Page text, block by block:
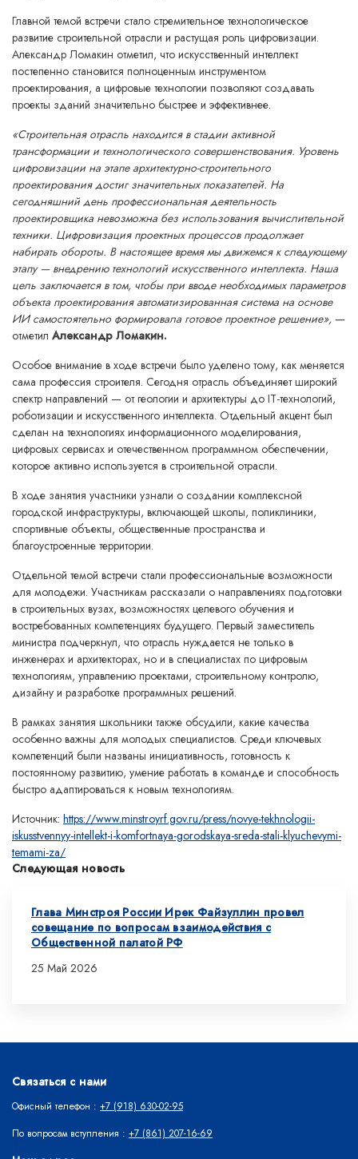
Главной темой встречи стало стремительное технологическое
развитие строительной отрасли и растущая роль цифровизации.
Александр Ломакин отметил, что искусственный интеллект
постепенно становится полноценным инструментом
проектирования, а цифровые технологии позволяют создавать
проекты зданий значительно быстрее и эффективнее.
«Строительная отрасль находится в стадии активной
трансформации и технологического совершенствования. Уровень
цифровизации на этапе архитектурно-строительного
проектирования достиг значительных показателей. На
сегодняшний день профессиональная деятельность
проектировщика невозможна без использования вычислительной
техники. Цифровизация проектных процессов продолжает
набирать обороты. В настоящее время мы движемся к следующему
этапу — внедрению технологий искусственного интеллекта. Наша
цель заключается в том, чтобы при вводе необходимых параметров
объекта проектирования автоматизированная система на основе
ИИ самостоятельно формировала готовое проектное решение», —
отметил Александр Ломакин.
Особое внимание в ходе встречи было уделено тому, как меняется
сама профессия строителя. Сегодня отрасль объединяет широкий
спектр направлений — от геологии и архитектуры до IT-технологий,
роботизации и искусственного интеллекта. Отдельный акцент был
сделан на технологиях информационного моделирования,
цифровых сервисах и отечественном программном обеспечении,
которое активно используется в строительной отрасли.
В ходе занятия участники узнали о создании комплексной
городской инфраструктуры, включающей школы, поликлиники,
спортивные объекты, общественные пространства и
благоустроенные территории.
Отдельной темой встречи стали профессиональные возможности
для молодежи. Участникам рассказали о направлениях подготовки
в строительных вузах, возможностях целевого обучения и
востребованных компетенциях будущего. Первый заместитель
министра подчеркнул, что отрасль нуждается не только в
инженерах и архитекторах, но и в специалистах по цифровым
технологиям, управлению проектами, строительному контролю,
дизайну и разработке программных решений.
В рамках занятия школьники также обсудили, какие качества
особенно важны для молодых специалистов. Среди ключевых
компетенций были названы инициативность, готовность к
постоянному развитию, умение работать в команде и способность
быстро адаптироваться к новым технологиям.
Источник: https://www.minstroyrf.gov.ru/press/novye-tekhnologii-
iskusstvennyy-intellekt-i-komfortnaya-gorodskaya-sreda-stali-klyuchevymi-
temami-za/
Следующая новость
Глава Минстроя России Ирек Файзуллин провел
совещание по вопросам взаимодействия с
Общественной палатой РФ
25 Май 2026
Связаться с нами
Офисный телефон : +7 (918) 630-02-95
По вопросам вступления : +7 (861) 207-16-69